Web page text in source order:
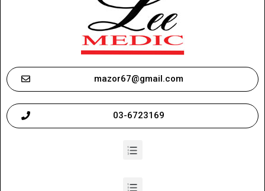
mazor67@gmail.com
03-6723169